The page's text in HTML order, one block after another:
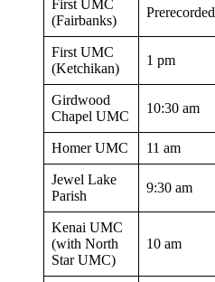
First UMC
(Fairbanks)
Prerecorded
First UMC
(Ketchikan)
1 pm
Girdwood
Chapel UMC
10:30 am
Homer UMC 11 am
Jewel Lake
Parish
9:30 am
Kenai UMC
(with North
Star UMC)
10 am